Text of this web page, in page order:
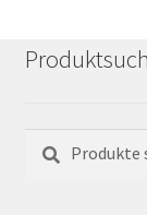
nach: